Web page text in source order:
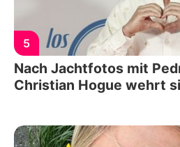
5
Nach Jachtfotos mit
Christian Hogue wehrt